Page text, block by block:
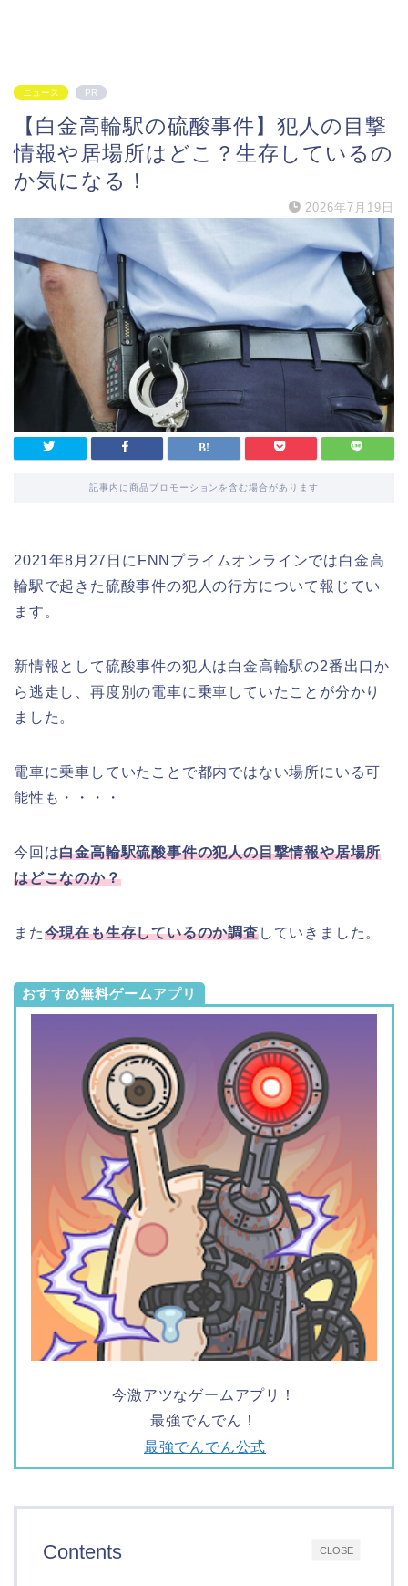
ニュース PR
【白金高輪駅の硫酸事件】犯人の目撃
情報や居場所はどこ？生存しているの
か気になる！
2026年7月19日
記事内に商品プロモーションを含む場合があります
2021年8月27日にFNNプライムオンラインでは白金高
輪駅で起きた硫酸事件の犯人の行方について報じてい
ます。
新情報として硫酸事件の犯人は白金高輪駅の2番出口か
ら逃走し、再度別の電車に乗車していたことが分かり
ました。
電車に乗車していたことで都内ではない場所にいる可
能性も・・・・
今回は白金高輪駅硫酸事件の犯人の目撃情報や居場所
はどこなのか？
また今現在も生存しているのか調査していきました。
おすすめ無料ゲームアプリ
今激アツなゲームアプリ！
最強でんでん！
最強でんでん公式
CLOSE
Contents